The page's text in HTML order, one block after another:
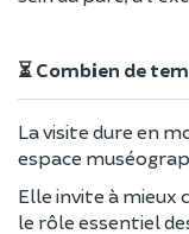
⏳ Combien de
La visite dure en
espace
Elle invite à mieux
le rôle essentiel